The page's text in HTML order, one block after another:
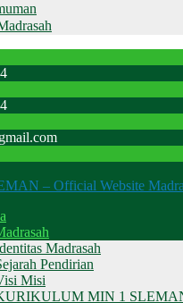
Madrasah
Pendirian
Misi
MIN 1